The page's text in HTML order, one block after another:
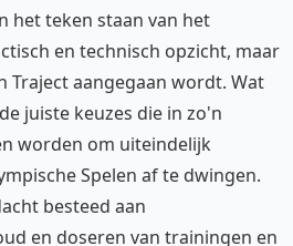
het teken staan van het
en technisch opzicht, maar
Traject aangegaan wordt. Wat
juiste keuzes die in zo'n
worden om uiteindelijk
Spelen af te dwingen.
besteed aan
en doseren van trainingen en